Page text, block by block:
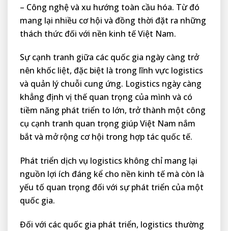
– Công nghệ và xu hướng toàn cầu hóa. Từ đó
mang lại nhiều cơ hội và đồng thời đặt ra những
thách thức đối với nền kinh tế Việt Nam.
Sự cạnh tranh giữa các quốc gia ngày càng trở
nên khốc liệt, đặc biệt là trong lĩnh vực logistics
và quản lý chuỗi cung ứng. Logistics ngày càng
khẳng định vị thế quan trọng của mình và có
tiềm năng phát triển to lớn, trở thành một công
cụ cạnh tranh quan trọng giúp Việt Nam nắm
bắt và mở rộng cơ hội trong hợp tác quốc tế.
Phát triển dịch vụ logistics không chỉ mang lại
nguồn lợi ích đáng kể cho nền kinh tế mà còn là
yếu tố quan trọng đối với sự phát triển của một
quốc gia.
Đối với các quốc gia phát triển, logistics thường